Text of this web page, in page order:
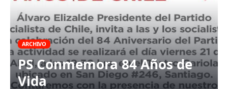
ARCHIVO
PS Conmemora 84 Años de
Vida